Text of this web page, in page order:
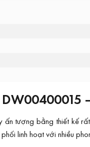
tượng bằng thiết kế
linh hoạt với nhiều